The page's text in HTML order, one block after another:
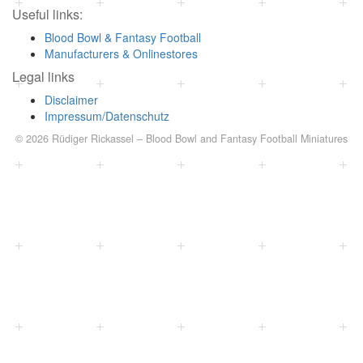
Useful links:
Blood Bowl & Fantasy Football
Manufacturers & Onlinestores
Legal links
Disclaimer
Impressum/Datenschutz
© 2026 Rüdiger Rickassel – Blood Bowl and Fantasy Football Miniatures